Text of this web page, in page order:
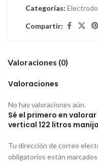
Categorías:
Compartir:
Valoraciones (0)
Valoraciones
No hay valoraciones aún.
Sé el primero en
vertical 122 litros
Tu dirección de correo
obligatorios están